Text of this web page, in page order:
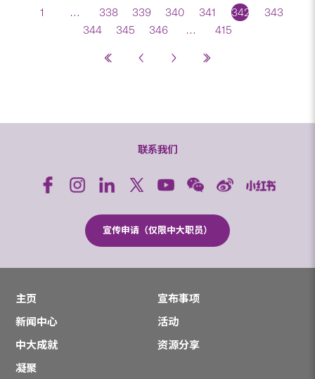
1 … 338 339 340 341 342
343
344
345 346 … 415
联系我们
宣传申请（仅限中大职员）
主页
宣布事项
新闻中心
活动
中大成就
资源分享
凝聚